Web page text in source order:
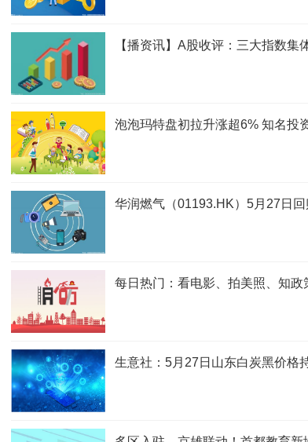
【播资讯】A股收评：三大指数
泡泡玛特盘初拉升涨超6% 知名投
华润燃气（01193.HK）5月27日
每日热门：看电影、拍美照、知
生意社：5月27日山东白炭黑价格